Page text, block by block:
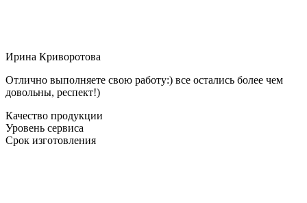
Ирина Криворотова
Отлично выполняете свою работу:) все остались более чем
довольны, респект!)
Качество продукции
Уровень сервиса
Срок изготовления